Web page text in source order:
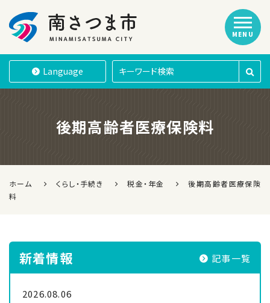
南さつま市
Language
MENU
後期高齢者医療保険料
ホーム くらし・手続き 税金・年金
後期高齢者医療保険
料
新着情報 記事一覧
2026.08.06